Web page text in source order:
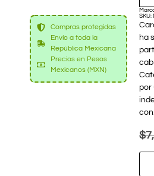
Compras protegidas
Envío a toda la
República Mexicana
Precios en Pesos
Mexicanos (MXN)
SKU:
ha
por
$